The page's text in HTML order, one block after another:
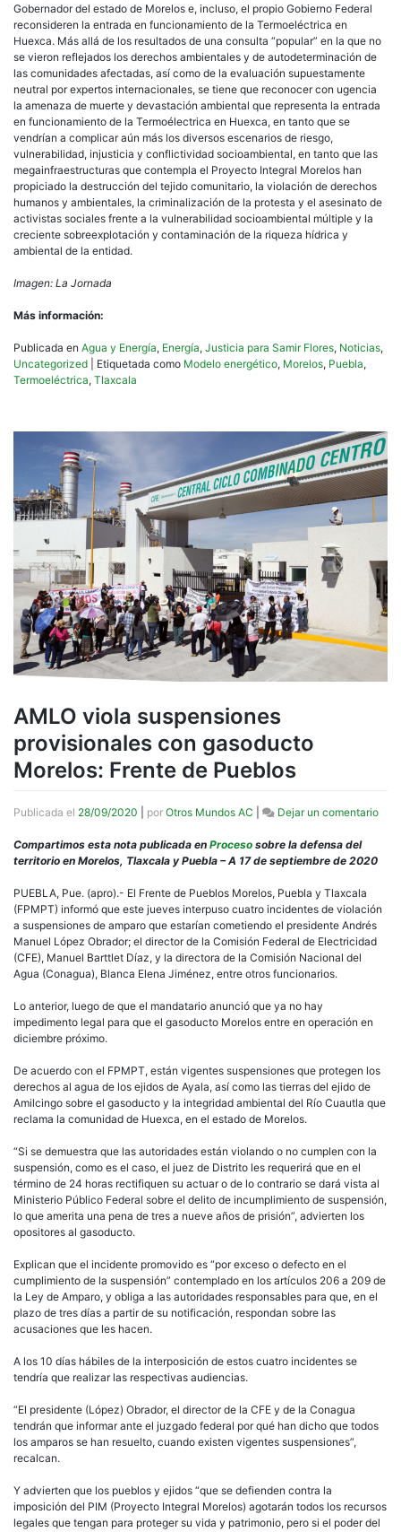
Gobernador del estado de Morelos e, incluso, el propio Gobierno Federal
reconsideren la entrada en funcionamiento de la Termoeléctrica en
Huexca. Más allá de los resultados de una consulta “popular” en la que no
se vieron reflejados los derechos ambientales y de autodeterminación de
las comunidades afectadas, así como de la evaluación supuestamente
neutral por expertos internacionales, se tiene que reconocer con ugencia
la amenaza de muerte y devastación ambiental que representa la entrada
en funcionamiento de la Termoélectrica en Huexca, en tanto que se
vendrían a complicar aún más los diversos escenarios de riesgo,
vulnerabilidad, injusticia y conflictividad socioambiental, en tanto que las
megainfraestructuras que contempla el Proyecto Integral Morelos han
propiciado la destrucción del tejido comunitario, la violación de derechos
humanos y ambientales, la criminalización de la protesta y el asesinato de
activistas sociales frente a la vulnerabilidad socioambiental múltiple y la
creciente sobreexplotación y contaminación de la riqueza hídrica y
ambiental de la entidad.
Imagen: La Jornada
Más información:
Publicada en Agua y Energía, Energía, Justicia para Samir Flores, Noticias,
Uncategorized
Etiquetada como Modelo energético, Morelos, Puebla,
Termoeléctrica, Tlaxcala
AMLO viola suspensiones
provisionales con gasoducto
Morelos: Frente de Pueblos
Publicada el 28/09/2020 por Otros Mundos AC Dejar un comentarioen
Compartimos esta nota publicada en Proceso sobre la defensa del
territorio en Morelos, Tlaxcala y Puebla – A 17 de septiembre de 2020
PUEBLA, Pue. (apro).- El Frente de Pueblos Morelos, Puebla y Tlaxcala
(FPMPT) informó que este jueves interpuso cuatro incidentes de violación
a suspensiones de amparo que estarían cometiendo el presidente Andrés
Manuel López Obrador; el director de la Comisión Federal de Electricidad
(CFE), Manuel Barttlet Díaz, y la directora de la Comisión Nacional del
Agua (Conagua), Blanca Elena Jiménez, entre otros funcionarios.
Lo anterior, luego de que el mandatario anunció que ya no hay
impedimento legal para que el gasoducto Morelos entre en operación en
diciembre próximo.
De acuerdo con el FPMPT, están vigentes suspensiones que protegen los
derechos al agua de los ejidos de Ayala, así como las tierras del ejido de
Amilcingo sobre el gasoducto y la integridad ambiental del Río Cuautla que
reclama la comunidad de Huexca, en el estado de Morelos.
“Si se demuestra que las autoridades están violando o no cumplen con la
suspensión, como es el caso, el juez de Distrito les requerirá que en el
término de 24 horas rectifiquen su actuar o de lo contrario se dará vista al
Ministerio Público Federal sobre el delito de incumplimiento de suspensión,
lo que amerita una pena de tres a nueve años de prisión”, advierten los
opositores al gasoducto.
Explican que el incidente promovido es “por exceso o defecto en el
cumplimiento de la suspensión” contemplado en los artículos 206 a 209 de
la Ley de Amparo, y obliga a las autoridades responsables para que, en el
plazo de tres días a partir de su notificación, respondan sobre las
acusaciones que les hacen.
A los 10 días hábiles de la interposición de estos cuatro incidentes se
tendría que realizar las respectivas audiencias.
“El presidente (López) Obrador, el director de la CFE y de la Conagua
tendrán que informar ante el juzgado federal por qué han dicho que todos
los amparos se han resuelto, cuando existen vigentes suspensiones”,
recalcan.
Y advierten que los pueblos y ejidos “que se defienden contra la
imposición del PIM (Proyecto Integral Morelos) agotarán todos los recursos
legales que tengan para proteger su vida y patrimonio, pero si el poder del